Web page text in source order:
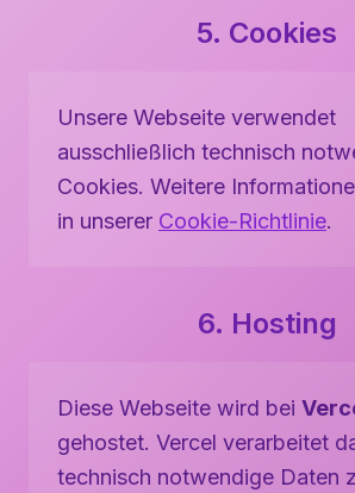
5. Cookies
Unsere Webseite verwendet
ausschließlich technisch
Cookies. Weitere
in unserer Cookie-Richtlinie.
6. Hosting
Diese Webseite wird bei
gehostet. Vercel verarbeitet
technisch notwendige Daten